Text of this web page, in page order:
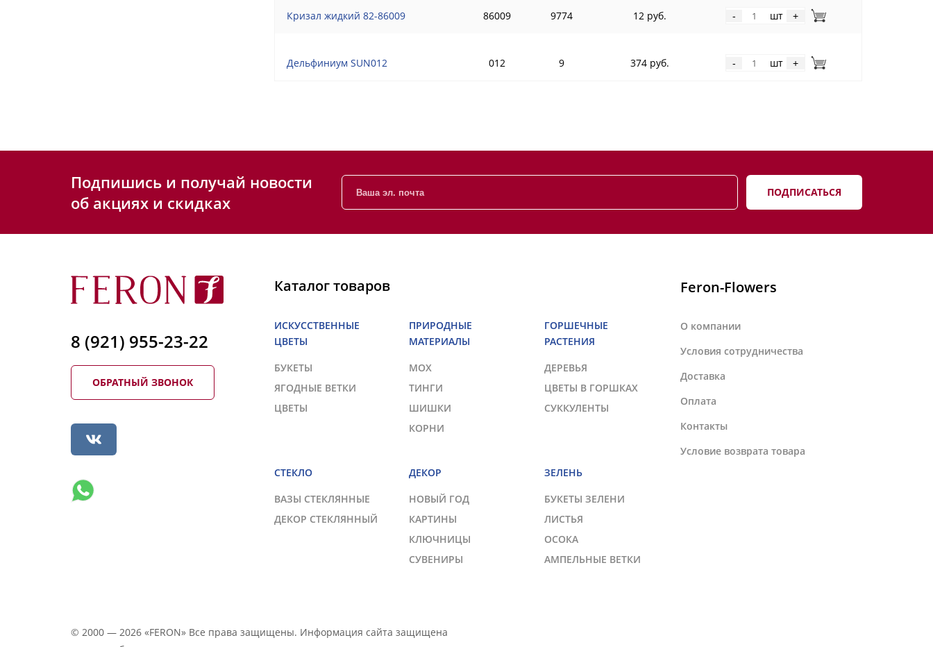
Кризал жидкий 82-86009 86009 9774 12 руб. - шт +
Дельфиниум SUN012 012 9 374 руб. - шт +
Подпишись и получай новости
об акциях и скидках
ПОДПИСАТЬСЯ
8 (921) 955-23-22
ОБРАТНЫЙ ЗВОНОК
Каталог товаров
ИСКУССТВЕННЫЕ
ЦВЕТЫ
БУКЕТЫ
ЯГОДНЫЕ ВЕТКИ
ЦВЕТЫ
ПРИРОДНЫЕ
МАТЕРИАЛЫ
МОХ
ТИНГИ
ШИШКИ
КОРНИ
ГОРШЕЧНЫЕ
РАСТЕНИЯ
ДЕРЕВЬЯ
ЦВЕТЫ В ГОРШКАХ
СУККУЛЕНТЫ
СТЕКЛО
ВАЗЫ СТЕКЛЯННЫЕ
ДЕКОР СТЕКЛЯННЫЙ
ДЕКОР
НОВЫЙ ГОД
КАРТИНЫ
КЛЮЧНИЦЫ
СУВЕНИРЫ
ЗЕЛЕНЬ
БУКЕТЫ ЗЕЛЕНИ
ЛИСТЬЯ
ОСОКА
АМПЕЛЬНЫЕ ВЕТКИ
Feron-Flowers
О компании
Условия сотрудничества
Доставка
Оплата
Контакты
Условие возврата товара
© 2000 — 2026 «FERON» Все права защищены. Информация сайта защищена